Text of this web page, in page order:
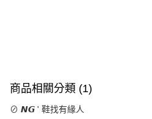
商品相關分類 (1)
⊘ 𝙉𝙂 ' 鞋找有緣人